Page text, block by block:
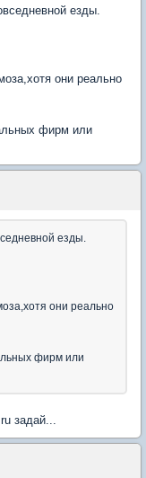
езды.
они реально
фирм или
езды.
они реально
фирм или
задай...